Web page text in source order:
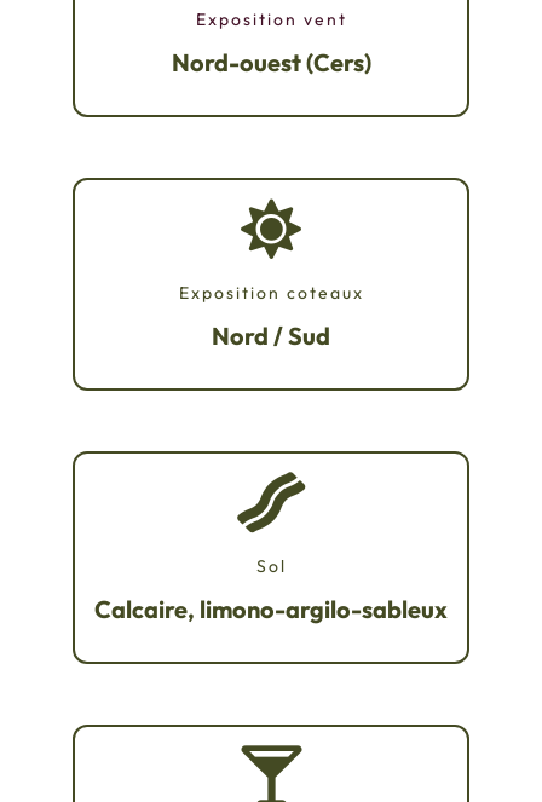
Exposition vent
Nord-ouest (Cers)
Exposition coteaux
Nord / Sud
Sol
Calcaire, limono-argilo-sableux